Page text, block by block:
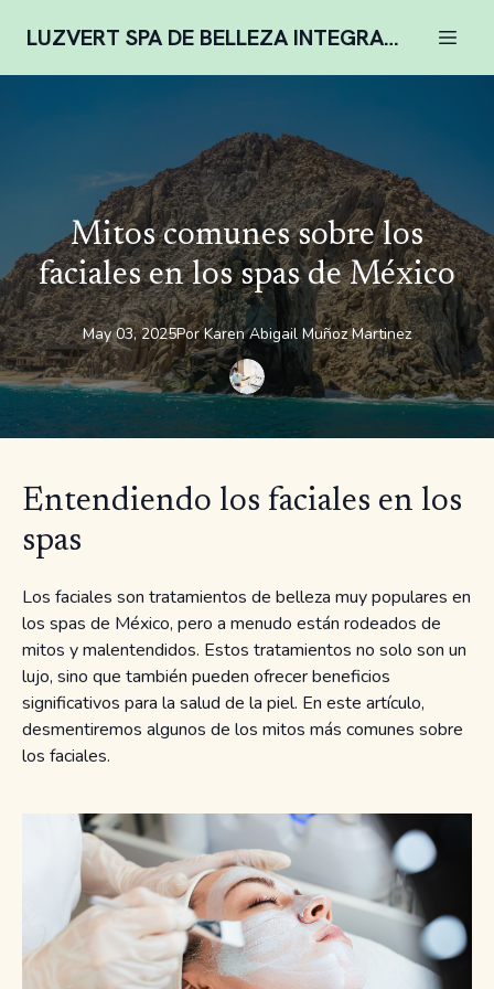
LUZVERT SPA DE BELLEZA INTEGRAL COMPLENTARIA
Mitos comunes sobre los
faciales en los spas de México
May 03, 2025Por Karen Abigail Muñoz Martinez
Entendiendo los faciales en los
spas
Los faciales son tratamientos de belleza muy populares en
los spas de México, pero a menudo están rodeados de
mitos y malentendidos. Estos tratamientos no solo son un
lujo, sino que también pueden ofrecer beneficios
significativos para la salud de la piel. En este artículo,
desmentiremos algunos de los mitos más comunes sobre
los faciales.